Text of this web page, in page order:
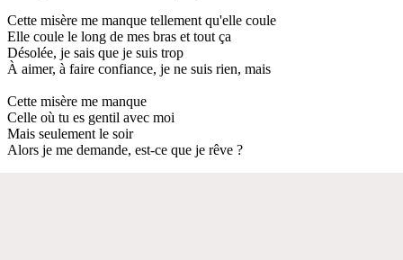
Cette misère me manque tellement qu'elle coule
Elle coule le long de mes bras et tout ça
Désolée, je sais que je suis trop
À aimer, à faire confiance, je ne suis rien, mais
Cette misère me manque
Celle où tu es gentil avec moi
Mais seulement le soir
Alors je me demande, est-ce que je rêve ?